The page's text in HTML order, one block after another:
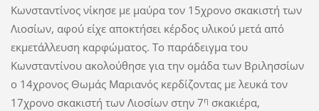
Κωνσταντίνος νίκησε με μαύρα τον 15χρονο σκακιστή των
Λιοσίων, αφού είχε αποκτήσει κέρδος υλικού μετά από
εκμετάλλευση καρφώματος. Το παράδειγμα του
Κωνσταντίνου ακολούθησε για την ομάδα των Βριλησσίων
ο 14χρονος Θωμάς Μαριανός κερδίζοντας με λευκά τον
17χρονο σκακιστή των Λιοσίων στην 7η σκακιέρα,